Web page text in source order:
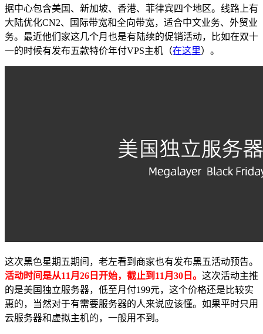
据中心包含美国、新加坡、香港、菲律宾四个地区。线路上有
大陆优化CN2、国际带宽和全向带宽，适合中文业务、外贸业
务。最近他们家这几个月也是有陆续的促销活动，比如在双十
一的时候有发布五款特价年付VPS主机（在这里）。
这次黑色星期五期间，老左看到商家也有发布黑五活动预告。
活动时间是从11月26日开始，截止到11月30日。 这次活动主推
的是美国独立服务器，低至月付199元，这个价格还是比较实
惠的，当然对于有需要服务器的人来说应该懂。如果平时只用
云服务器和虚拟主机的，一般用不到。